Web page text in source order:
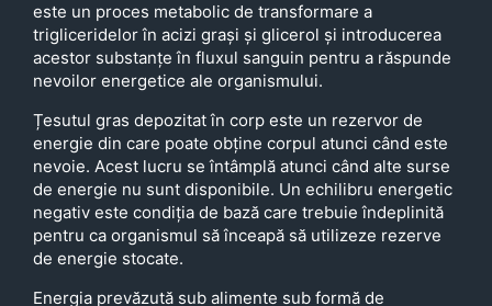
este un proces metabolic de transformare a
trigliceridelor în acizi grași și glicerol și introducerea
acestor substanțe în fluxul sanguin pentru a răspunde
nevoilor energetice ale organismului.
Țesutul gras depozitat în corp este un rezervor de
energie din care poate obține corpul atunci când este
nevoie. Acest lucru se întâmplă atunci când alte surse
de energie nu sunt disponibile. Un echilibru energetic
negativ este condiția de bază care trebuie îndeplinită
pentru ca organismul să înceapă să utilizeze rezerve
de energie stocate.
Energia prevăzută sub alimente sub formă de